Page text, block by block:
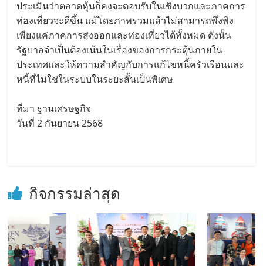
ประเมินว่าตลาดหุ้นก็คงจะตอบรับในเชิงบวกและภาคการ
ท่องเที่ยวจะดีขึ้น แม้โดยภาพรวมแล้วไม่สามารถพึ่งพิง
เพียงแค่ภาคการส่งออกและท่องเที่ยวได้ทั้งหมด ดังนั้น
รัฐบาลจำเป็นต้องเน้นในเรื่องของการกระตุ้นภายใน
ประเทศและให้ความสำคัญกับการแก้ไขหนี้ครัวเรือนและ
หนี้ที่ไม่ใช่ในระบบในระยะสั้นเป็นพิเศษ
ที่มา ฐานเศรษฐกิจ
วันที่ 2 กันยายน 2568
กิจกรรมล่าสุด